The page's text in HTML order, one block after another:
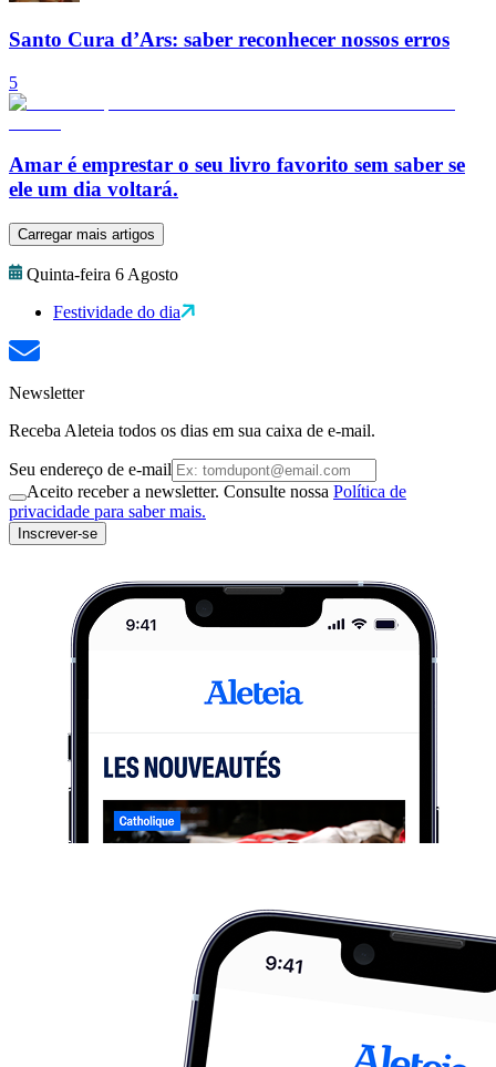
Santo Cura d’Ars: saber reconhecer nossos erros
5
Amar é emprestar o seu livro favorito sem saber se
ele um dia voltará.
Carregar mais artigos
Quinta-feira 6 Agosto
Festividade do dia
Newsletter
Receba Aleteia todos os dias em sua caixa de e-mail.
Seu endereço de e-mail
Aceito receber a newsletter. Consulte nossa Política de
privacidade para saber mais.
Inscrever-se